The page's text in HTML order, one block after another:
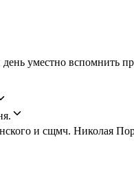
уместно вспомнить
и сщмч. Николая